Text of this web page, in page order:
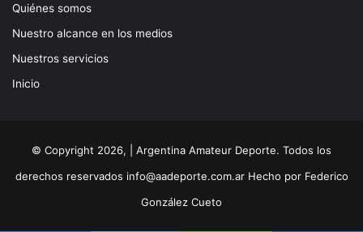
Quiénes somos
Nuestro alcance en los medios
Nuestros servicios
Inicio
© Copyright 2026, | Argentina Amateur Deporte. Todos los
derechos reservados info@aadeporte.com.arHecho por Federico
González Cueto